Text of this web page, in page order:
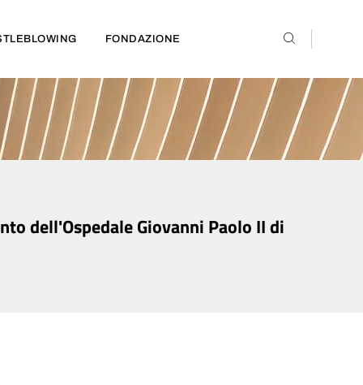
FONDAZIONE
dell'Ospedale Giovanni Paolo II di